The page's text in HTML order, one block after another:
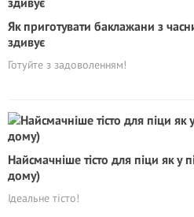
Як приготувати баклажани з
здивує
Готуйте з задоволенням!
Найсмачніше тісто для піци як у
дому)
Ідеальне тісто!